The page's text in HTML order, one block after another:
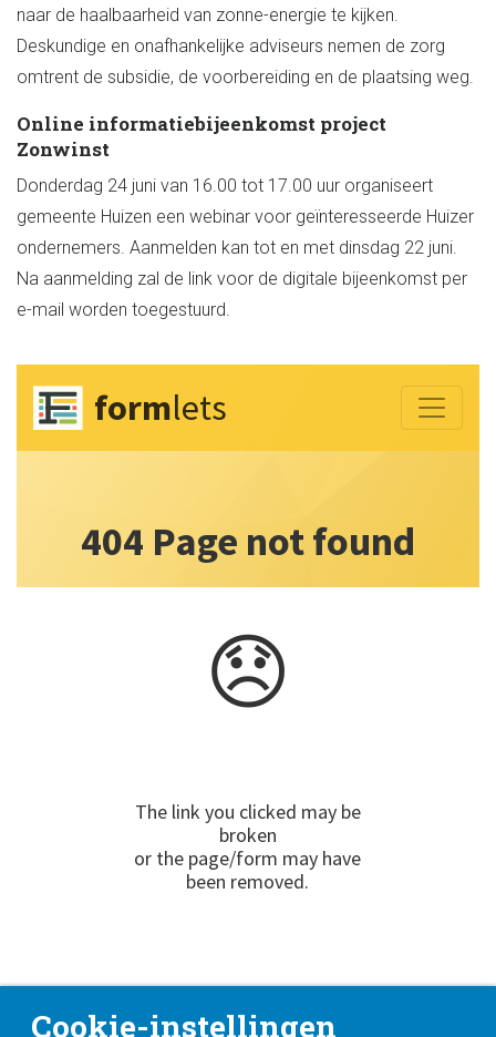
naar de haalbaarheid van zonne-energie te kijken.
Deskundige en onafhankelijke adviseurs nemen de zorg
omtrent de subsidie, de voorbereiding en de plaatsing weg.
Online informatiebijeenkomst project
Zonwinst
Donderdag 24 juni van 16.00 tot 17.00 uur organiseert
gemeente Huizen een webinar voor geïnteresseerde Huizer
ondernemers. Aanmelden kan tot en met dinsdag 22 juni.
Na aanmelding zal de link voor de digitale bijeenkomst per
e-mail worden toegestuurd.
Cookie-instellingen